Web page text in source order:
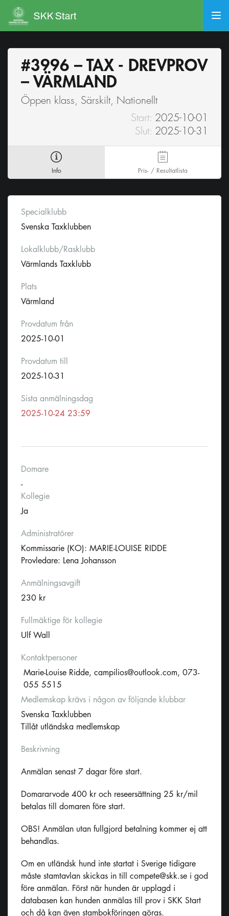
#3996 – TAX - DREVPROV
– VÄRMLAND
Öppen klass, Särskilt, Nationellt
Start: 2025-10-01
Slut: 2025-10-31
Info Pris- / Resultatlista
Specialklubb
Svenska Taxklubben
Lokalklubb/Rasklubb
Värmlands Taxklubb
Plats
Värmland
Provdatum från
2025-10-01
Provdatum till
2025-10-31
Sista anmälningsdag
2025-10-24 23:59
Domare
-
Kollegie
Ja
Administratörer
Kommissarie (KO): MARIE-LOUISE RIDDE
Provledare: Lena Johansson
Anmälningsavgift
230 kr
Fullmäktige för kollegie
Ulf Wall
Kontaktpersoner
Marie-Louise Ridde, campilios@outlook.com, 073-
055 5515
Medlemskap krävs i någon av följande klubbar
Svenska Taxklubben
Tillåt utländska medlemskap
Beskrivning
Anmälan senast 7 dagar före start.
Domararvode 400 kr och reseersättning 25 kr/mil
betalas till domaren före start.
OBS! Anmälan utan fullgjord betalning kommer ej att
behandlas.
Om en utländsk hund inte startat i Sverige tidigare
måste stamtavlan skickas in till compete@skk.se i god
före anmälan. Först när hunden är upplagd i
databasen kan hunden anmälas till prov i SKK Start
och då kan även stambokföringen göras.